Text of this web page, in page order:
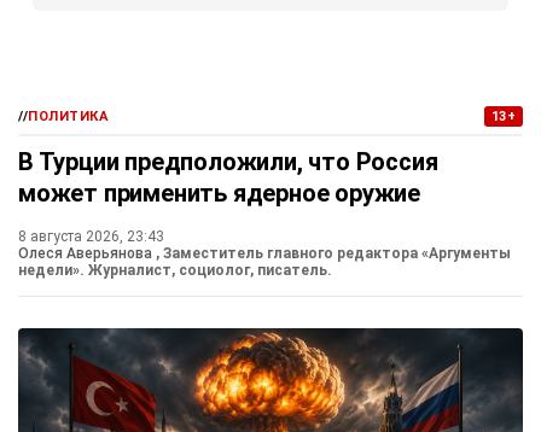
//ПОЛИТИКА 13+
В Турции предположили, что Россия
может применить ядерное оружие
8 августа 2026, 23:43
Олеся Аверьянова , Заместитель главного редактора «Аргументы
недели». Журналист, социолог, писатель.